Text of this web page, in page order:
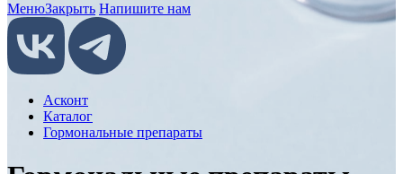
МенюЗакрыть Напишите нам
Асконт
Каталог
Гормональные препараты